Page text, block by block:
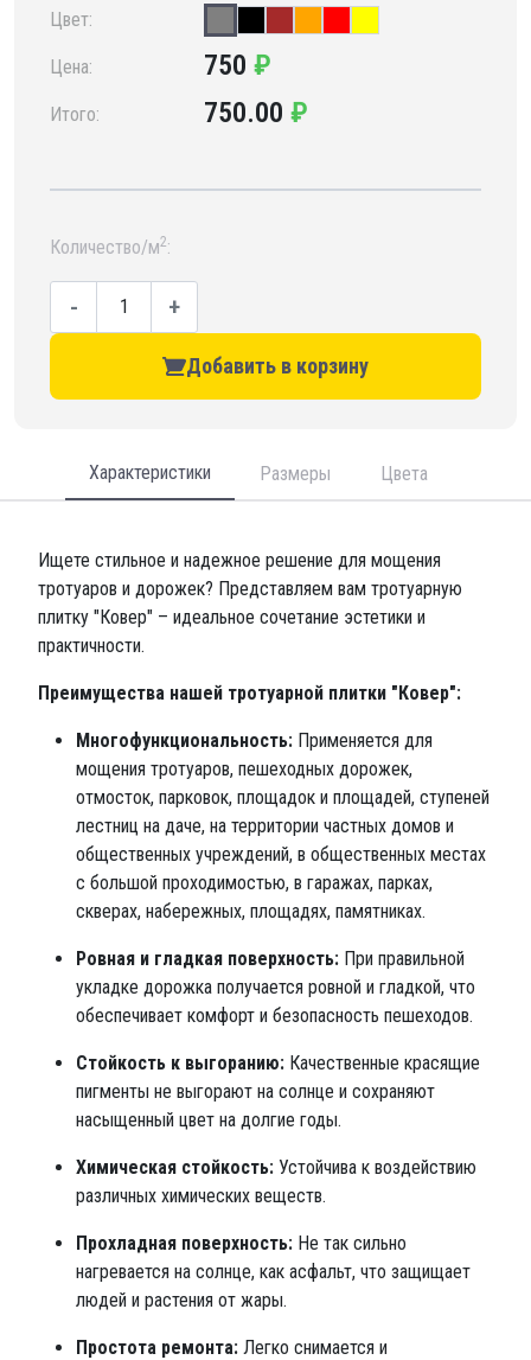
Цвет:
Цена: 750 ₽
Итого: 750.00 ₽
Количество/м2:
- +
Добавить в корзину
Характеристики Размеры Цвета
Ищете стильное и надежное решение для мощения
тротуаров и дорожек? Представляем вам тротуарную
плитку "Ковер" – идеальное сочетание эстетики и
практичности.
Преимущества нашей тротуарной плитки "Ковер":
Многофункциональность: Применяется для
мощения тротуаров, пешеходных дорожек,
отмосток, парковок, площадок и площадей, ступеней
лестниц на даче, на территории частных домов и
общественных учреждений, в общественных местах
с большой проходимостью, в гаражах, парках,
скверах, набережных, площадях, памятниках.
Ровная и гладкая поверхность: При правильной
укладке дорожка получается ровной и гладкой, что
обеспечивает комфорт и безопасность пешеходов.
Стойкость к выгоранию: Качественные красящие
пигменты не выгорают на солнце и сохраняют
насыщенный цвет на долгие годы.
Химическая стойкость: Устойчива к воздействию
различных химических веществ.
Прохладная поверхность: Не так сильно
нагревается на солнце, как асфальт, что защищает
людей и растения от жары.
Простота ремонта: Легко снимается и